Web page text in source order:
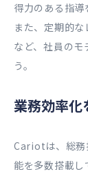
得力のある指導
また、定期的
など、社員の
う。
業務効率化
Cariotは、総務
能を多数搭載し